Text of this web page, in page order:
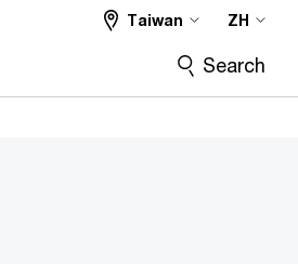
Taiwan ZH
Search